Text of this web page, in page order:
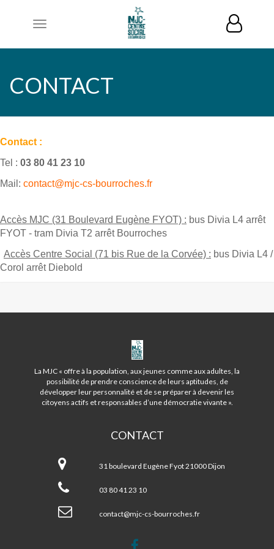
Toggle
CONTACT
Contact :
Tel : 03 80 41 23 10
Mail: contact@mjc-cs-bourroches.fr
Accès MJC (31 Boulevard Eugène FYOT) : bus Divia L4 arrêt
FYOT - tram Divia T2 arrêt Bourroches
Accès Centre Social (71 bis Rue de la Corvée) : bus Divia L4 /
Corol arrêt Diebold
MJC
CENTRE
SOCIAL
DES
BOURROCHES
La MJC « offre à la population, aux jeunes comme aux adultes, la
possibilité de prendre conscience de leurs aptitudes, de
développer leur personnalité et de se préparer à devenir les
citoyens actifs et responsables d’une démocratie vivante ».
CONTACT
Centre
Social
des
Bourroches
31 boulevard Eugène Fyot 21000 Dijon
03 80 41 23 10
contact@mjc-cs-bourroches.fr